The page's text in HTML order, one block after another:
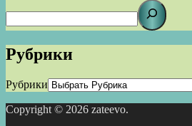
Рубрики
Рубрики
Copyright © 2026 zateevo.